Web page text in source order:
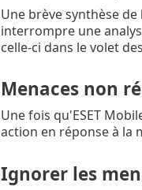
Une brève synthèse
interrompre une
celle-ci dans le volet
Menaces non
Une fois qu'ESET
action en réponse à la
Ignorer les